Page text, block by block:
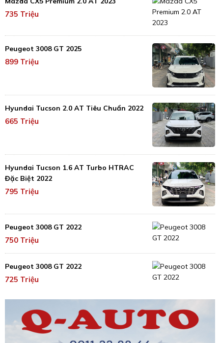
735 Triệu
Peugeot 3008 GT 2025
899 Triệu
Hyundai Tucson 2.0 AT Tiêu Chuẩn 2022
665 Triệu
Hyundai Tucson 1.6 AT Turbo HTRAC
Đặc Biệt 2022
795 Triệu
Peugeot 3008 GT 2022
750 Triệu
Peugeot 3008 GT 2022
725 Triệu